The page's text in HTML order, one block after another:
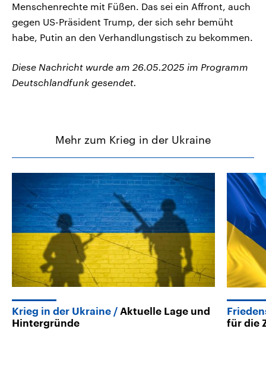
Menschenrechte mit Füßen. Das sei ein Affront, auch
gegen US-Präsident Trump, der sich sehr bemüht
habe, Putin an den Verhandlungstisch zu bekommen.
Diese Nachricht wurde am 26.05.2025 im Programm
Deutschlandfunk gesendet.
Mehr zum Krieg in der Ukraine
Krieg in der Ukraine
Aktuelle Lage und
Hintergründe
für die